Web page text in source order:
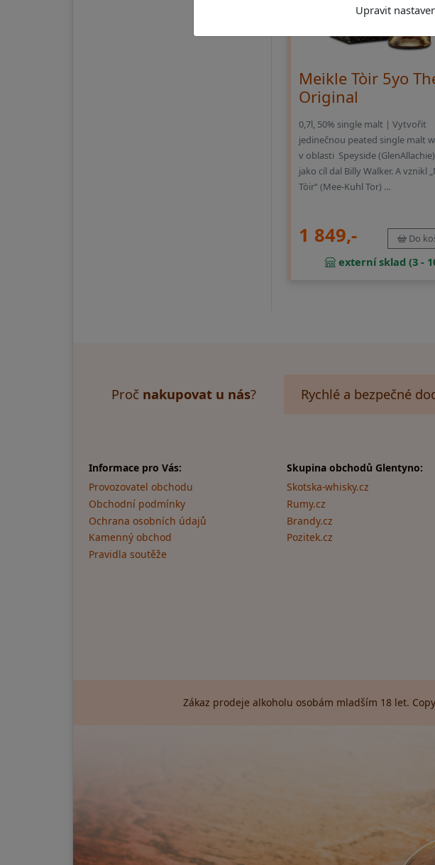
Upravit
Meikle Tòir 5yo
Original
0,7l, 50% single malt | Vytvořit
jedinečnou peated single malt
v oblasti Speyside
jako cíl dal Billy Walker. A vznikl
Tòir“ (Mee-Kuhl Tor) …
1 849,- Do
externí sklad (3 -
Proč nakupovat u nás? Rychlé a bezpečné
Informace pro Vás:
Provozovatel obchodu
Obchodní podmínky
Ochrana osobních údajů
Kamenný obchod
Pravidla soutěže
Skupina obchodů Glentyno:
Skotska-whisky.cz
Rumy.cz
Brandy.cz
Pozitek.cz
Zákaz prodeje alkoholu osobám mladším 18 let.